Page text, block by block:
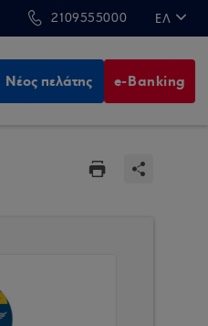
2109555000 ΕΛ
Νέος πελάτης e-Banking